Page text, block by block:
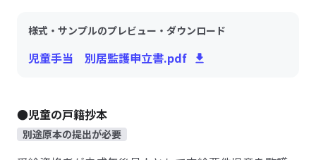
様式・サンプルのプレビュー・ダウンロード
児童手当 別居監護申立書.pdf
●児童の戸籍抄本
別途原本の提出が必要